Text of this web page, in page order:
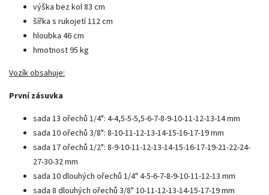
výška bez kol 83 cm
šířka s rukojetí 112 cm
hloubka 46 cm
hmotnost 95 kg
Vozík obsahuje:
První zásuvka
sada 13 ořechů 1/4": 4-4,5-5-5,5-6-7-8-9-10-11-12-13-14 mm
sada 10 ořechů 3/8": 8-10-11-12-13-14-15-16-17-19 mm
sada 17 ořechů 1/2": 8-9-10-11-12-13-14-15-16-17-19-21-22-24-
27-30-32 mm
sada 10 dlouhých ořechů 1/4" 4-5-6-7-8-9-10-11-12-13 mm
sada 8 dlouhých ořechů 3/8" 10-11-12-13-14-15-17-19 mm